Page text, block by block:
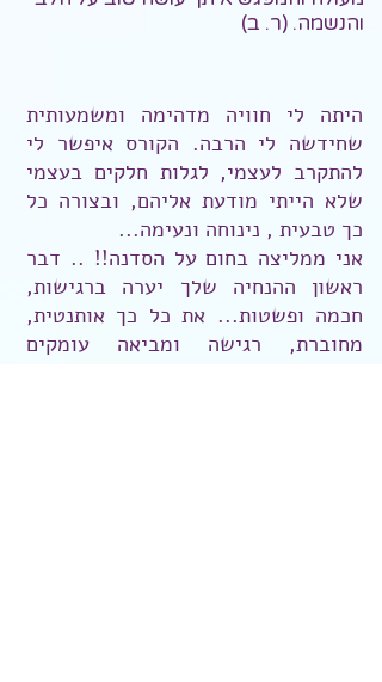
והנשמה. (ר. ב)
היתה לי חוויה מדהימה ומשמעותית
שחידשה לי הרבה. הקורס איפשר לי
להתקרב לעצמי, לגלות חלקים בעצמי
שלא הייתי מודעת אליהם, ובצורה כל
כך טבעית , נינוחה ונעימה...
אני ממליצה בחום על הסדנה!! .. דבר
ראשון ההנחיה שלך יערה ברגישות,
חכמה ופשטות... את כל כך אותנטית,
מחוברת, רגישה ומביאה עומקים